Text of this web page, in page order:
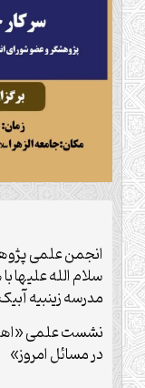
انجمن علمی
سلام الله علیها
مدرسه زینبیه
نشست علمی
در مسائل امروز»